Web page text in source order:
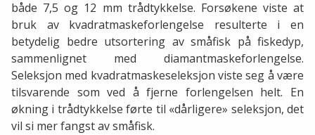
både 7,5 og 12 mm trådtykkelse. Forsøkene viste at
bruk av kvadratmaskeforlengelse resulterte i en
betydelig bedre utsortering av småfisk på fiskedyp,
sammenlignet med diamantmaskeforlengelse.
Seleksjon med kvadratmaskeseleksjon viste seg å være
tilsvarende som ved å fjerne forlengelsen helt. En
økning i trådtykkelse førte til «dårligere» seleksjon, det
vil si mer fangst av småfisk.